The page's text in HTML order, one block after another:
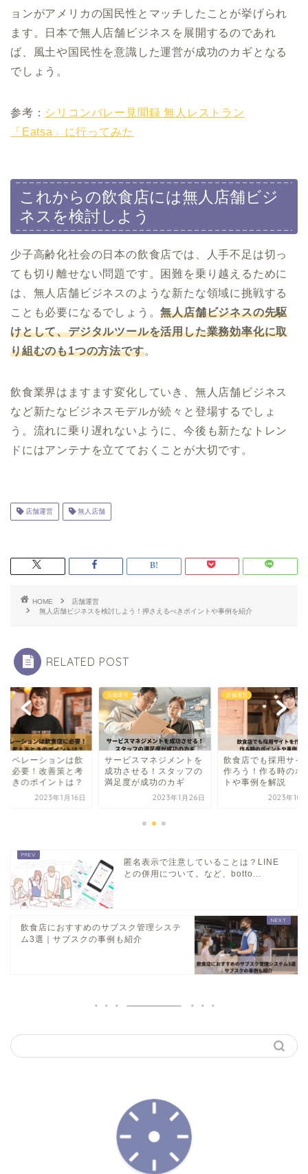
ョンがアメリカの国民性とマッチしたことが挙げられ
ます。日本で無人店舗ビジネスを展開するのであれ
ば、風土や国民性を意識した運営が成功のカギとなる
でしょう。
参考： シリコンバレー見聞録 無人レストラン
「Eatsa」に行ってみた
これからの飲食店には無人店舗ビジ
ネスを検討しよう
少子高齢化社会の日本の飲食店では、人手不足は切っ
ても切り離せない問題です。困難を乗り越えるために
は、無人店舗ビジネスのような新たな領域に挑戦する
ことも必要になるでしょう。無人店舗ビジネスの先駆
けとして、デジタルツールを活用した業務効率化に取
り組むのも1つの方法です。
飲食業界はますます変化していき、無人店舗ビジネス
など新たなビジネスモデルが続々と登場するでしょ
う。流れに乗り遅れないように、今後も新たなトレン
ドにはアンテナを立てておくことが大切です。
店舗運営 無人店舗
HOME
店舗運営
無人店舗ビジネスを検討しよう！押さえるべきポイントや事例を紹介
RELATED POST
オペレーションは飲
に必要！改善策と考
ときのポイントは？
2023年1月16日
店舗運営
サービスマネジメントを
成功させる！スタッフの
満足度が成功のカギ
2023年1月26日
店舗運営
飲食店でも採用サイ
作ろう！作る時のポ
トや事例を解説
2023年10
匿名表示で注意していることは？LINE
との併用について。など、botto...
飲食店におすすめのサブスク管理システ
ム3選｜サブスクの事例も紹介